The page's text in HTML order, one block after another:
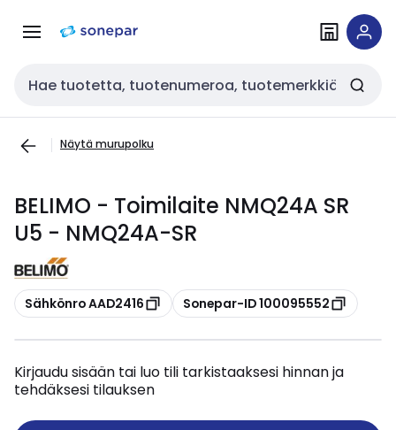
navigointiinsisältöön
Haku
Näytä murupolku
BELIMO - Toimilaite NMQ24A SR
U5 - NMQ24A-SR
Kopioi
Sähkönro AAD2416 Kopioi
Sonepar-ID 100095552
Kirjaudu sisään tai luo tili tarkistaaksesi hinnan ja
tehdäksesi tilauksen